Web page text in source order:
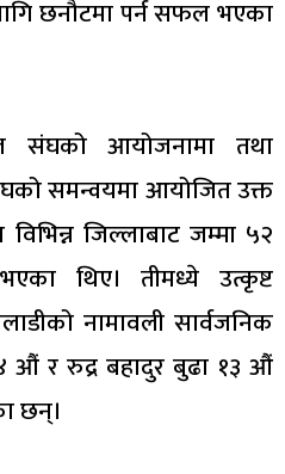
छनौटमा पर्न सफल भएका
संघको आयोजनामा तथा
समन्वयमा आयोजित उक्त
जिल्लाबाट जम्मा ५२
थिए। तीमध्ये उत्कृष्ट
नामावली सार्वजनिक
औं र रुद्र बहादुर बुढा १३ औं
छन्।